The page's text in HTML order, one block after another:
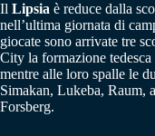
Il Lipsia è reduce dalla
nell’ultima giornata di
giocate sono arrivate tre
City la formazione
mentre alle loro spalle le
Simakan, Lukeba, Raum,
Forsberg.